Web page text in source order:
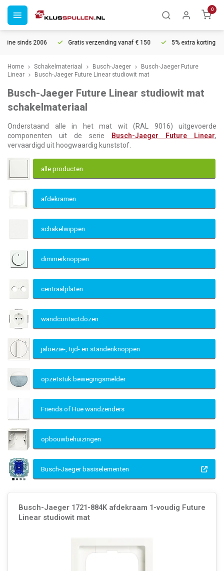
0
Gratis verzending vanaf € 150 5% extra korting vanaf € 1000
Home Schakelmateriaal Busch-Jaeger
Busch-Jaeger Future
Linear
Busch-Jaeger Future Linear studiowit mat
Busch-Jaeger Future Linear studiowit mat
schakelmateriaal
Onderstaand alle in het mat wit (RAL 9016) uitgevoerde
componenten uit de serie
Busch-Jaeger Future Linear,
vervaardigd uit hoogwaardig kunststof.
alle producten
afdekramen
schakelwippen
dimmerknoppen
centraalplaten
wandcontactdozen
jaloezie-, tijd- en standenknoppen
opzetstuk bewegingsmelder
Friends of Hue wandzenders
opbouwbehuizingen
Busch-Jaeger basiselementen
Busch-Jaeger 1721-884K afdekraam 1-voudig Future
Linear studiowit mat